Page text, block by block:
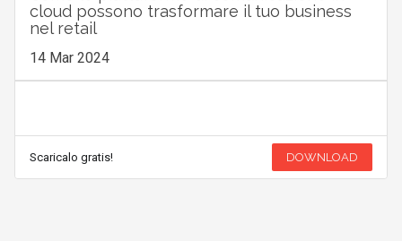
WHITEPAPER
Come le piattaforme di comunicazione in